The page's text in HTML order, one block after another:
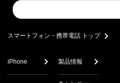
Conduct
a
スマートフォン・携帯電話 トップ
iPhone 製品情報